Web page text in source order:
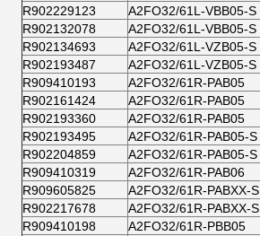
R902229123
A2FO32/61L-VBB05-S
R902132078
A2FO32/61L-VBB05-S
R902134693
A2FO32/61L-VZB05-S
R902193487
A2FO32/61L-VZB05-S
R909410193
A2FO32/61R-PAB05
R902161424
A2FO32/61R-PAB05
R902193360
A2FO32/61R-PAB05
R902193495
A2FO32/61R-PAB05-S
R902204859
A2FO32/61R-PAB05-S
R909410319
A2FO32/61R-PAB06
R909605825
A2FO32/61R-PABXX-S
R902217678
A2FO32/61R-PABXX-S
R909410198
A2FO32/61R-PBB05